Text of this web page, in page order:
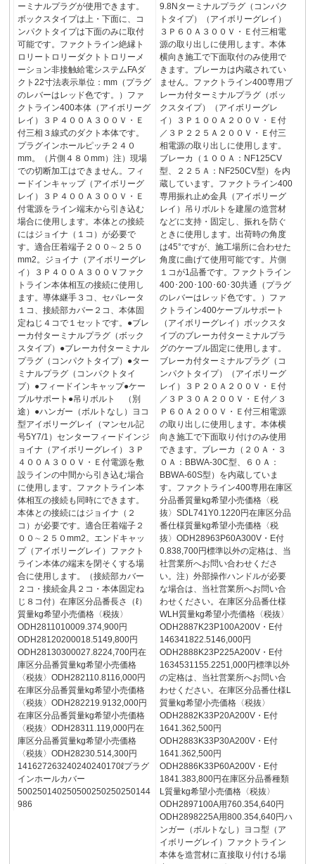
ーミナルプラグが使用できます。
ボックスタイプは上・下面に、コ
ンパクトタイプは下面のみに取付
可能です。ファクトライン絶縁ト
ロリートロリーダクトトロリーメ
ーション非接触給電システムFAダ
クト22寸法表示単位：mm（プラグ
のレバーはレッド色です。）ファ
クトライン400本体（アイボリーグ
レイ）３Ｐ４００Ａ３００Ｖ・Ｅ
付三相３線式のダクト本体です。
プラグインホールピッチ２４０
mm。（片側４８０mm）注）現場
での切断加工はできません。フィ
ードインキャップ（アイボリーグ
レイ）３Ｐ４００Ａ３００Ｖ・Ｅ
付電源をライン端末から引き込む
場合に使用します。本体との接続
にはジョイナ（１コ）が必要で
す。適合圧着端子２００∼２５０
mm2。ジョイナ（アイボリーグレ
イ）３Ｐ４００Ａ３００Ｖファク
トライン本体相互の接続に使用し
ます。導体継手３コ、セパレータ
１コ、接続部カバー２コ、本体固
定ねじ４コで１セットです。●ブレ
ーカ付ターミナルプラグ（ボック
スタイプ）●ブレーカ付ターミナル
プラグ（コンパクトタイプ）●ター
ミナルプラグ（コンパクトタイ
プ）●フィードインキャップ●ケー
ブルサポート●吊りボルト （別
途）●ハンガー（ボルトなし）ヨコ
型アイボリーグレイ（マンセル記
号5Y7/1）センターフィードインジ
ョイナ（アイボリーグレイ）３Ｐ
４００Ａ３００Ｖ・Ｅ付電源を敷
設ラインの中間から引き込む場合
に使用します。ファクトライン本
体相互の接続も同時にできます。
本体との接続にはジョイナ（２
コ）が必要です。適合圧着端子２
００∼２５０mm2。エンドキャッ
プ（アイボリーグレイ）ファクト
ライン本体の端末を閉そくする場
合に使用します。（接続部カバー
２コ・接続金具２コ・本体固定ね
じ８コ付）在庫区分品番長さ（ℓ）
質量kg希望小売価格〈税抜〉
ODH2811010009.374,900円
ODH28120200018.5149,800円
ODH28130300027.8224,700円在
庫区分品番質量kg希望小売価格
〈税抜〉ODH282110.8116,000円
在庫区分品番質量kg希望小売価格
〈税抜〉ODH282219.9132,000円
在庫区分品番質量kg希望小売価格
〈税抜〉ODH28311.119,000円在
庫区分品番質量kg希望小売価格
〈税抜〉ODH28230.514,300円
141627263240240240170ℓプラグ
インホールカバー
500250140250500250250250144
986
9.8Nターミナルプラグ（コンパク
トタイプ）（アイボリーグレイ）
３Ｐ６０Ａ３００Ｖ・Ｅ付三相電
源の取り出しに使用します。本体
横向き施工で下面取付のみ使用で
きます。ブレーカは内蔵されてい
ません。ファクトライン400専用ブ
レーカ付ターミナルプラグ（ボッ
クスタイプ）（アイボリーグレ
イ）３Ｐ１００Ａ２００Ｖ・Ｅ付
／３Ｐ２２５Ａ２００Ｖ・Ｅ付三
相電源の取り出しに使用します。
ブレーカ（１００Ａ：NF125CV
型、２２５Ａ：NF250CV型）を内
蔵しています。ファクトライン400
専用振れ止め金具（アイボリーグ
レイ）吊りボルトを建屋の造営材
などに支持・固定し、振れを防ぐ
ときに使用します。出荷時の角度
は45°ですが、施工場所に合わせた
角度に曲げて使用可能です。片側
１コが1品番です。ファクトライン
400･200･100･60･30共通（プラグ
のレバーはレッド色です。）ファ
クトライン400ケーブルサポート
（アイボリーグレイ）ボックスタ
イプのブレーカ付ターミナルプラ
グのケーブル固定に使用します。
ブレーカ付ターミナルプラグ（コ
ンパクトタイプ）（アイボリーグ
レイ）３Ｐ２０Ａ２００Ｖ・Ｅ付
／３Ｐ３０Ａ２００Ｖ・Ｅ付／３
Ｐ６０Ａ２００Ｖ・Ｅ付三相電源
の取り出しに使用します。本体横
向き施工で下面取り付けのみ使用
できます。ブレーカ（２０Ａ・３
０Ａ：BBWA-30C型、６０Ａ：
BBWA-60S型）を内蔵していま
す。ファクトライン400専用在庫区
分品番質量kg希望小売価格〈税
抜〉SDL741Y0.1220円在庫区分品
番仕様質量kg希望小売価格〈税
抜〉ODH28963P60A300V・E付
0.838,700円標準以外の定格は、当
社営業所へお問い合わせくださ
い。注）外部操作ハンドルが必要
な場合は、当社営業所へお問い合
わせください。在庫区分品番仕様
WLH質量kg希望小売価格〈税抜〉
ODH2887K23P100A200V・E付
146341822.5146,000円
ODH2888K23P225A200V・E付
1634531155.2251,000円標準以外
の定格は、当社営業所へお問い合
わせください。在庫区分品番仕様L
質量kg希望小売価格〈税抜〉
ODH2882K33P20A200V・E付
1641.362,500円
ODH2883K33P30A200V・E付
1641.362,500円
ODH2886K33P60A200V・E付
1841.383,800円在庫区分品番種類
L質量kg希望小売価格〈税抜〉
ODH2897100A用760.354,640円
ODH2898225A用800.354,640円ハ
ンガー（ボルトなし）ヨコ型（ア
イボリーグレイ）ファクトライン
本体を造営材に直接取り付ける場